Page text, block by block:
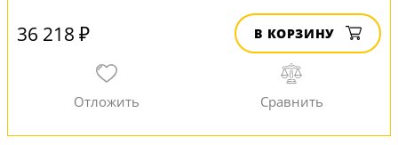
36 218 ₽ В КОРЗИНУ